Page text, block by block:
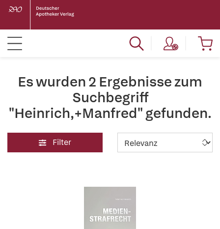
Es wurden 2 Ergebnisse zum
Suchbegriff
"Heinrich,+Manfred" gefunden.
Filter